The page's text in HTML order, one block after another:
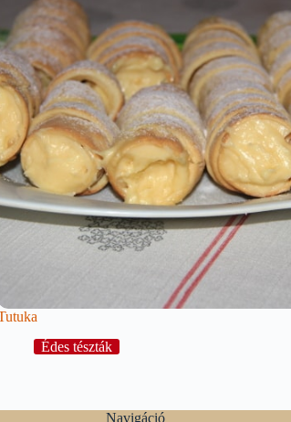
Édes tészták
Navigáció